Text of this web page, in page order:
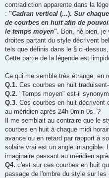
contradiction apparente dans la
: "Cadran vertical (...). Sur
de courbes en huit afin de
le temps moyen". Bon, hé bien, je
droites partant du style décrivent
tels que définis dans le § ci-
Cette partie de la légende est
Ce qui me semble très étrange, en
Q.1. Ces courbes en huit
Q.2. "Temps moyen" est-il
Q.3. Ces courbes en huit
au méridien après 24h 0min 0s. ?
Il me semblait au contraire que le
courbes en huit à chaque midi
avance ou en retard par rapport à
solaire vrai est un angle intangible.
imaginaire passant au méridien
Q4. c'est sur ces courbes en huit
passage de l'ombre du style sur les